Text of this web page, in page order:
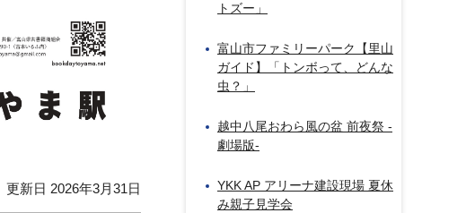
新日 2026年3月31日
トズー」
富山市ファミリーパーク【里山
ガイド】「トンボって、どんな
虫？」
越中八尾おわら風の盆 前夜祭 -
劇場版-
YKK AP アリーナ建設現場 夏休
み親子見学会